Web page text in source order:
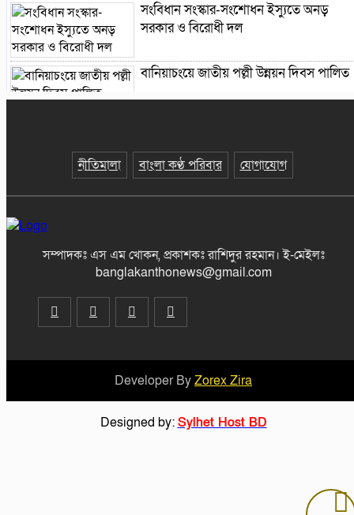
সংবিধান সংস্কার-সংশোধন ইস্যুতে অনড়
সরকার ও বিরোধী দল
বানিয়াচংয়ে জাতীয় পল্লী উন্নয়ন দিবস পালিত
মাজারের দান ব্যবস্থাপনায় স্বচ্ছতা আনতে
বেনজীরকে দ্রুত দেশে ফেরানোর প্রক্রিয়া
চলছে : স্বরাষ্ট্রমন্ত্রী
রামিসা হত্যা : ডেথ রেফারেন্সসহ পূর্ণাঙ্গ রায়ের
বানিয়াচংয়ে বিভিন্ন শ্রেণী পেশার লোকজনের
সাথে জেলা প্রশাসক’র মতবিনিময়
চেয়ারম্যানের ক্ষমতার দ্বন্দ্বকে কেন্দ্র করে
নীতিমালা বাংলা কণ্ঠ পরিবার যোগাযোগ
সম্পাদকঃ এস এম খোকন, প্রকাশকঃ রাশিদুর রহমান।ই-মেইলঃ
banglakanthonews@gmail.com
Developer ByZorex Zira
Designed by:Sylhet Host BD